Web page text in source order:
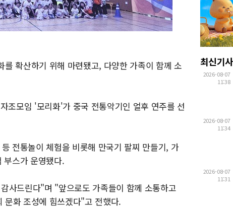
확산하기 위해 마련됐고, 다양한 가족이 함께 소
조모임 '모리화'가 중국 전통악기인 얼후 연주를 선
전통놀이 체험을 비롯해 만국기 팔찌 만들기, 가
부스가 운영됐다.
사드린다"며 "앞으로도 가족들이 함께 소통하고
문화 조성에 힘쓰겠다"고 전했다.
최신기사
2026-08-07
11:38
2026-08-07
11:34
2026-08-07
11:31